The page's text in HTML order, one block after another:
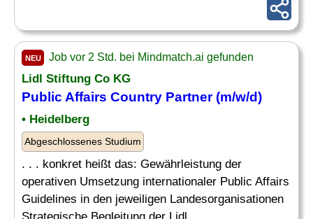
NEU Job vor 2 Std. bei Mindmatch.ai gefunden
Lidl Stiftung Co KG
Public Affairs Country Partner (m/w/d)
• Heidelberg
Abgeschlossenes Studium
. . . konkret heißt das: Gewährleistung der
operativen Umsetzung internationaler Public Affairs
Guidelines in den jeweiligen Landesorganisationen